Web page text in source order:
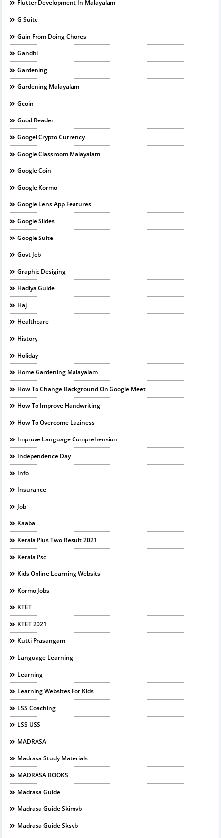
Flutter Development In Malayalam
G Suite
Gain From Doing Chores
Gandhi
Gardening
Gardening Malayalam
Gcoin
Good Reader
Googel Crypto Currency
Google Classroom Malayalam
Google Coin
Google Kormo
Google Lens App Features
Google Slides
Google Suite
Govt Job
Graphic Desiging
Hadiya Guide
Haj
Healthcare
History
Holiday
Home Gardening Malayalam
How To Change Background On Google Meet
How To Improve Handwriting
How To Overcome Laziness
Improve Language Comprehension
Independence Day
Info
Insurance
Job
Kaaba
Kerala Plus Two Result 2021
Kerala Psc
Kids Online Learning Websits
Kormo Jobs
KTET
KTET 2021
Kutti Prasangam
Language Learning
Learning
Learning Websites For Kids
LSS Coaching
LSS USS
MADRASA
Madrasa Study Materials
MADRASA BOOKS
Madrasa Guide
Madrasa Guide Skimvb
Madrasa Guide Sksvb